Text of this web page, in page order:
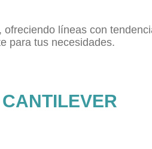
ofreciendo líneas con
para tus necesidades.
CANTILEVER